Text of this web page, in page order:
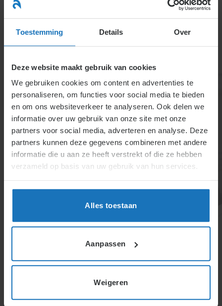
Toestemming Details Over
Deze website maakt gebruik van cookies
We gebruiken cookies om content en advertenties te
personaliseren, om functies voor social media te bieden
en om ons websiteverkeer te analyseren. Ook delen we
informatie over uw gebruik van onze site met onze
partners voor social media, adverteren en analyse. Deze
partners kunnen deze gegevens combineren met andere
informatie die u aan ze heeft verstrekt of die ze hebben
verzameld op basis van uw gebruik van hun services.
Alles toestaan
Aanpassen
Weigeren
naar
inhoud
Wat te doen bij
het overtreden
van
gedragsregels
(te laat komen,
overtreden
rookverbod, in